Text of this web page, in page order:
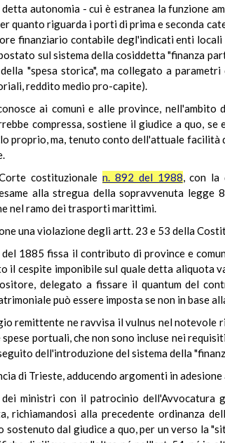
autonomia - cui è estranea la funzione
quanto riguarda i porti di prima e seconda
finanziario contabile degl'indicati enti
sul sistema della cosiddetta "finanza
"spesa storica", ma collegato a
reddito medio pro-capite).
ai comuni e alle province, nell'ambito
compressa, sostiene il giudice a quo,
proprio, ma, tenuto conto dell'attuale
costituzionalen. 892 del 1988, con la
alla stregua della sopravvenuta legge
nel ramo dei trasporti marittimi.
una violazione degli artt. 23 e 53 della
1885 fissa il contributo di province e
il cespite imponibile sul quale detta aliquota
delegato a fissare il quantum del
può essere imposta se non in base
remittente ne ravvisa il vulnus nel notevole
portuali, che non sono incluse nei
dell'introduzione del sistema della
di Trieste, adducendo argomenti in
ministri con il patrocinio dell'Avvocatura
richiamandosi alla precedente ordinanza
dal giudice a quo, per un verso la